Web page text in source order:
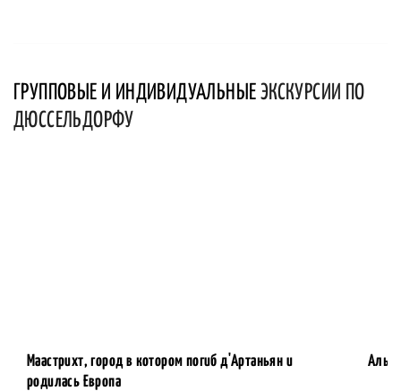
ГРУППОВЫЕ И ИНДИВИДУАЛЬНЫЕ ЭКСКУРСИИ ПО
ДЮССЕЛЬДОРФУ
Маастрихт, город в котором погиб д'Артаньян и
родилась Европа